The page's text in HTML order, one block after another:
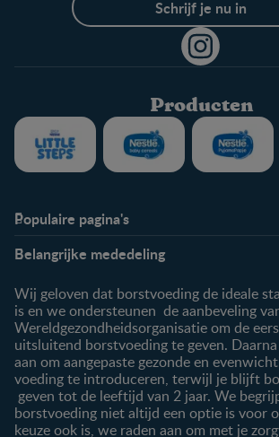
Schrijf je nu in
Producten
Populaire pagina's
Veelgestelde vragen
Over ons
Contact
Inloggen /
Producten
Onze producten
Belangrijke mededeling
Wij geloven dat borstvoeding de ideale
is en we ondersteunen de aanbeveling
Wereldgezondheidsorganisatie om de
uitsluitend borstvoeding te geven.
aan om aangepaste gezonde en
voeding te introduceren, terwijl je blijft
geven tot de leeftijd van 2 jaar. We
borstvoeding niet altijd een optie is voor
keuze ook is, we raden aan om met je